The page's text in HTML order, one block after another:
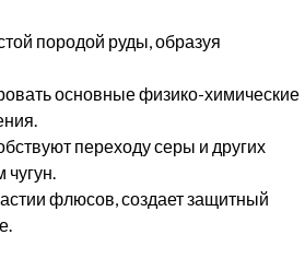
породой руды, образуя
основные физико-химические
переходу серы и других
флюсов, создает защитный